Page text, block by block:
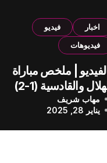
اخبار
فيديو
فيديوهات
| ملخص مباراة
الهلال والقادسية (1-2)
الدوري السعودي
مهاب شريف
يناير 28, 2025